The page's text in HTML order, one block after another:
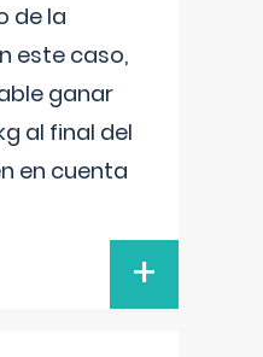
de la
este caso,
ganar
al final del
en cuenta
+